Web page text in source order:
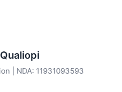
| NDA: 11931093593